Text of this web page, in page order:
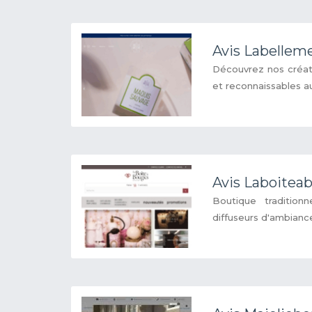
Avis
Découvrez nos
et reconnaissables
Avis
Boutique
diffuseurs